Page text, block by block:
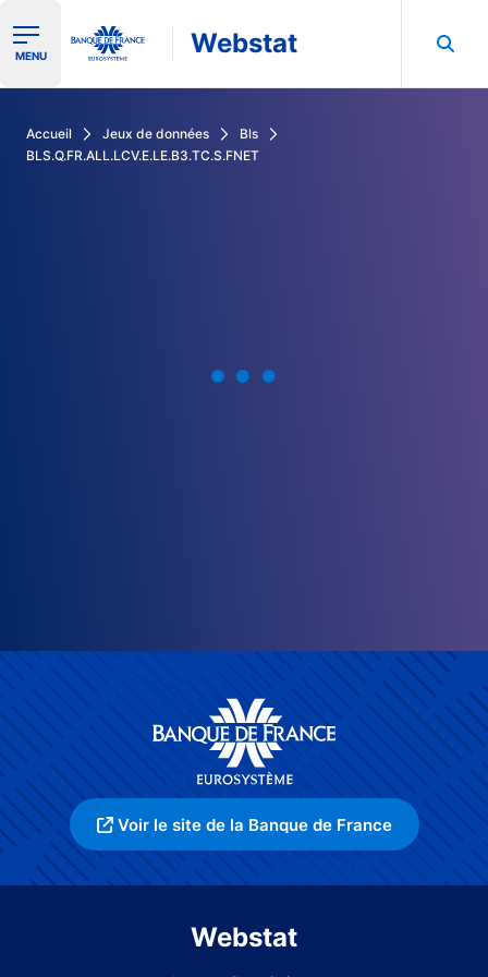
Ouvrir le menu de navigation
MENU Webstat
Accueil Jeux de données
Bls
BLS.Q.FR.ALL.LCV.E.LE.B3.TC.S.FNET
Voir le site de la Banque de France
Webstat